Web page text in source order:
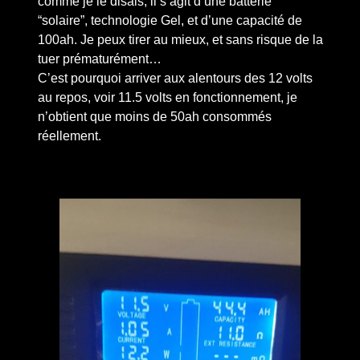
“solaire”, technologie Gel, et d’une capacité de
100ah. Je peux tirer au mieux, et sans risque de la
tuer prématurément…
C’est pourquoi arriver aux alentours des 12 volts
au repos, voir 11.5 volts en fonctionnement, je
n’obtient que moins de 50ah consommés
réellement.